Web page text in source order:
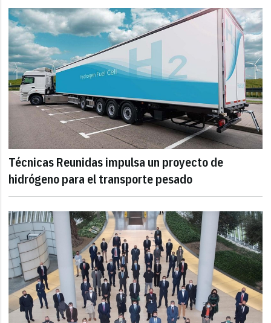
Técnicas Reunidas impulsa un proyecto de
hidrógeno para el transporte pesado